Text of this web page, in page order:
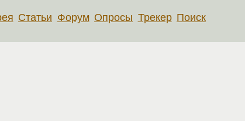
Статьи Форум Опросы Трекер Поиск